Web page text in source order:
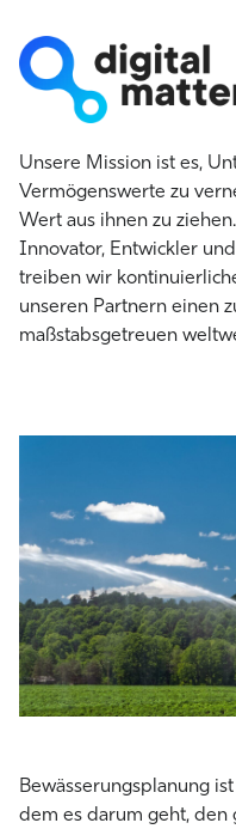
Unsere Mission ist es,
Vermögenswerte zu
Wert aus ihnen zu
Innovator, Entwickler
treiben wir
unseren Partnern einen
maßstabsgetreuen
Bewässerungsplanung
dem es darum geht,